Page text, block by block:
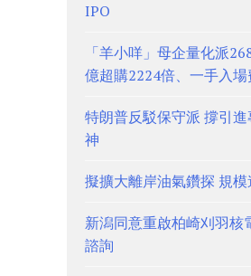
IPO
「羊小咩」母企量化派
億超購2224倍、一手入
特朗普反駁保守派 撐引
神
擬擴大離岸油氣鑽探 規
新潟同意重啟柏崎刈羽核
諮詢